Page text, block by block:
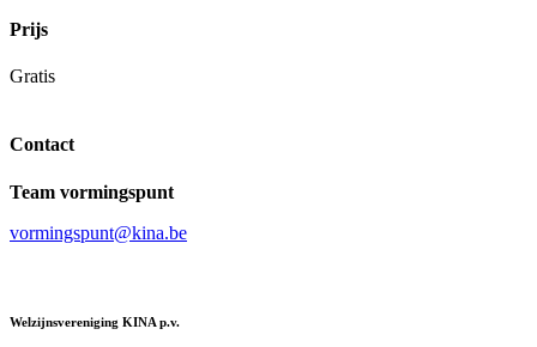
Prijs
Gratis
Contact
Team vormingspunt
vormingspunt@kina.be
Welzijnsvereniging KINA p.v.